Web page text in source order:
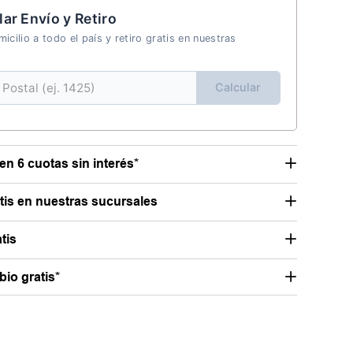
Envío y Retiro
a todo el país y retiro gratis en nuestras
Calcular
6 cuotas sin interés*
en nuestras sucursales
gratis*